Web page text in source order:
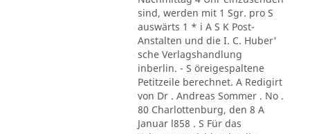
sind, werden mit 1 Sgr. pro S
auswärts 1 * i A S K Post-
Anstalten und die I. C. Huber'
sche Verlagshandlung
inberlin. - S öreigespaltene
Petitzeile berechnet. A Redigirt
von Dr . Andreas Sommer . No .
80 Charlottenburg, den 8 A
Januar l858 . S Für das